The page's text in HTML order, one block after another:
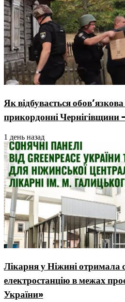
Як відбувається
прикордонні Чернігівщини
1 день назад
Лікарня у Ніжині отримала
електростанцію в межах
України»